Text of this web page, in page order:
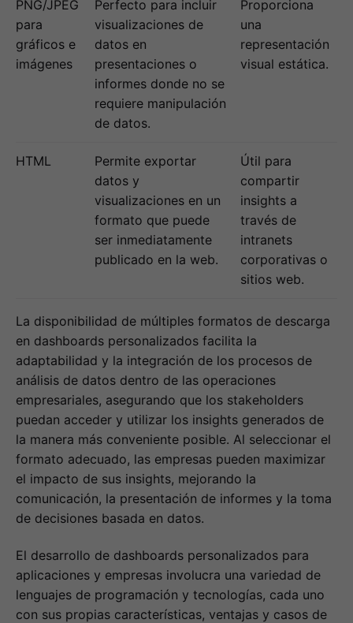
PNG/JPEG
para
gráficos e
imágenes
Perfecto para incluir
visualizaciones de
datos en
presentaciones o
informes donde no se
requiere manipulación
de datos.
Proporciona
una
representación
visual estática.
HTML
Permite exportar
datos y
visualizaciones en un
formato que puede
ser inmediatamente
publicado en la web.
Útil para
compartir
insights a
través de
intranets
corporativas o
sitios web.
La disponibilidad de múltiples formatos de descarga
en dashboards personalizados facilita la
adaptabilidad y la integración de los procesos de
análisis de datos dentro de las operaciones
empresariales, asegurando que los stakeholders
puedan acceder y utilizar los insights generados de
la manera más conveniente posible. Al seleccionar el
formato adecuado, las empresas pueden maximizar
el impacto de sus insights, mejorando la
comunicación, la presentación de informes y la toma
de decisiones basada en datos.
El desarrollo de dashboards personalizados para
aplicaciones y empresas involucra una variedad de
lenguajes de programación y tecnologías, cada uno
con sus propias características, ventajas y casos de